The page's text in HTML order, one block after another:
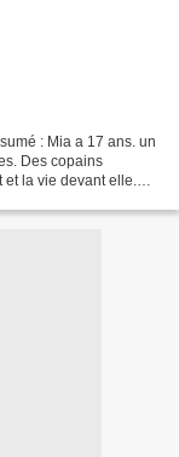
: Mia a 17 ans. un
Des copains
la vie devant elle.